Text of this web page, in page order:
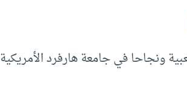
ونجاحا في جامعة هارفرد الأمريكية